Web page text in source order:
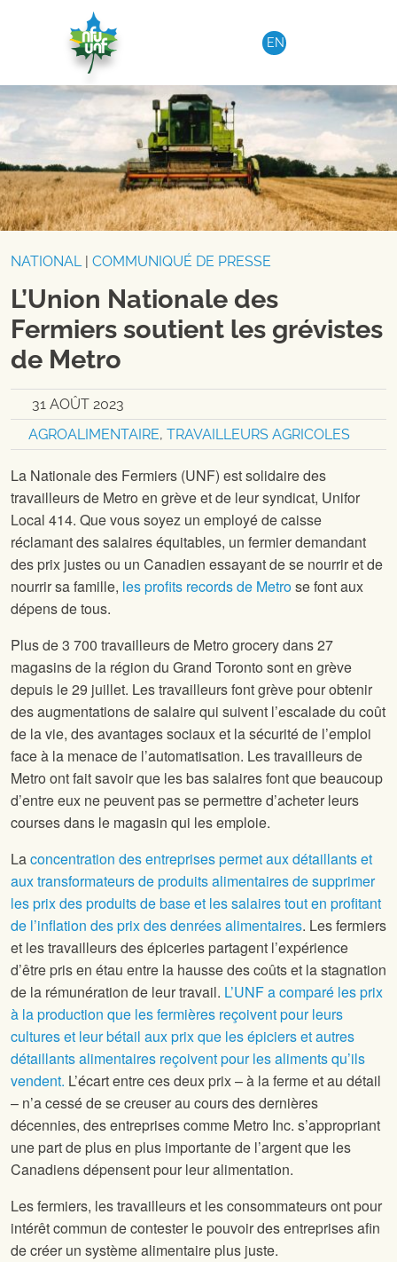
Aller au contenu
EN
NATIONAL| COMMUNIQUÉ DE PRESSE
L’Union Nationale des
Fermiers soutient les grévistes
de Metro
31 AOÛT 2023
AGROALIMENTAIRE, TRAVAILLEURS AGRICOLES
La Nationale des Fermiers (UNF) est solidaire des
travailleurs de Metro en grève et de leur syndicat, Unifor
Local 414. Que vous soyez un employé de caisse
réclamant des salaires équitables, un fermier demandant
des prix justes ou un Canadien essayant de se nourrir et de
nourrir sa famille, les profits records de Metrose font aux
dépens de tous.
Plus de 3 700 travailleurs de Metro grocery dans 27
magasins de la région du Grand Toronto sont en grève
depuis le 29 juillet. Les travailleurs font grève pour obtenir
des augmentations de salaire qui suivent l’escalade du coût
de la vie, des avantages sociaux et la sécurité de l’emploi
face à la menace de l’automatisation. Les travailleurs de
Metro ont fait savoir que les bas salaires font que beaucoup
d’entre eux ne peuvent pas se permettre d’acheter leurs
courses dans le magasin qui les emploie.
Laconcentration des entreprises permet aux détaillants et
aux transformateurs de produits alimentaires de supprimer
les prix des produits de base et les salaires tout en profitant
de l’inflation des prix des denrées alimentaires. Les fermiers
et les travailleurs des épiceries partagent l’expérience
d’être pris en étau entre la hausse des coûts et la stagnation
de la rémunération de leur travail. L’UNF a comparé les prix
à la production que les fermières reçoivent pour leurs
cultures et leur bétail aux prix que les épiciers et autres
détaillants alimentaires reçoivent pour les aliments qu’ils
vendent. L’écart entre ces deux prix – à la ferme et au détail
– n’a cessé de se creuser au cours des dernières
décennies, des entreprises comme Metro Inc. s’appropriant
une part de plus en plus importante de l’argent que les
Canadiens dépensent pour leur alimentation.
Les fermiers, les travailleurs et les consommateurs ont pour
intérêt commun de contester le pouvoir des entreprises afin
de créer un système alimentaire plus juste.